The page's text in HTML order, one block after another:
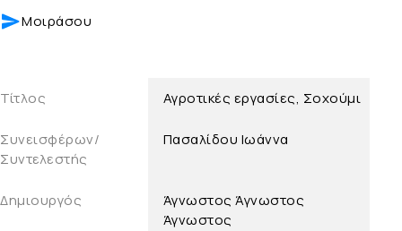
Μοιράσου
Τίτλος Αγροτικές εργασίες, Σοχούμι
Συνεισφέρων/
Συντελεστής
Πασαλίδου Ιωάννα
Δημιουργός Άγνωστος Άγνωστος
Άγνωστος